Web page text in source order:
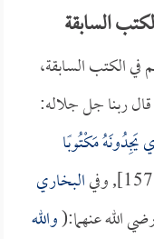
السابقة
في الكتب السابقة،
ربنا جل جلاله:
يَجِدُونَهُ مَكْتُوبًا
البخاري
الله عنهما:(والله